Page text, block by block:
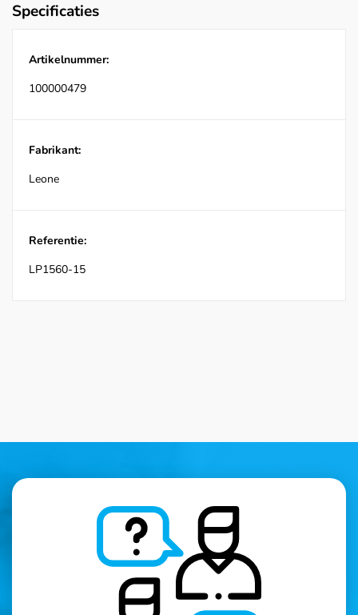
Specificaties
Artikelnummer:
100000479
Fabrikant:
Leone
Referentie:
LP1560-15